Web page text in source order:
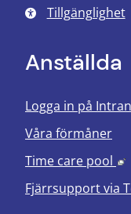
Tillgänglighet
Anställda
Logga in på
Våra förmåner
Time care pool
Fjärrsupport via